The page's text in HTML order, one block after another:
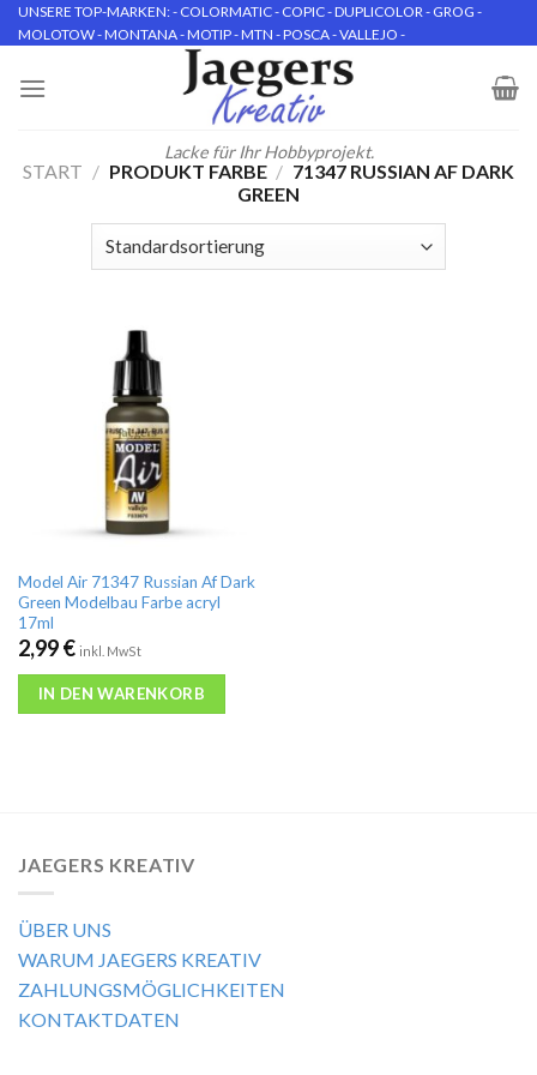
Skip
to
UNSERE TOP-MARKEN: - COLORMATIC - COPIC - DUPLICOLOR - GROG -
MOLOTOW - MONTANA - MOTIP - MTN - POSCA - VALLEJO -
Lacke für Ihr Hobbyprojekt.
START / PRODUKT FARBE / 71347 RUSSIAN AF DARK
GREEN
Model Air 71347 Russian Af Dark
Green Modelbau Farbe acryl
17ml
2,99€ inkl. MwSt
IN DEN WARENKORB
JAEGERS KREATIV
ÜBER UNS
WARUM JAEGERS KREATIV
ZAHLUNGSMÖGLICHKEITEN
KONTAKTDATEN